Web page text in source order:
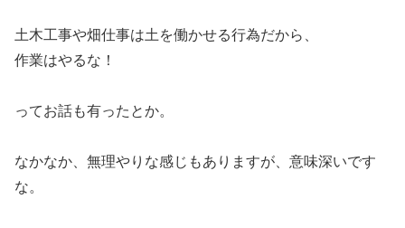
土木工事や畑仕事は土を働かせる行為だから、
作業はやるな！
ってお話も有ったとか。
なかなか、無理やりな感じもありますが、意味深いです
な。